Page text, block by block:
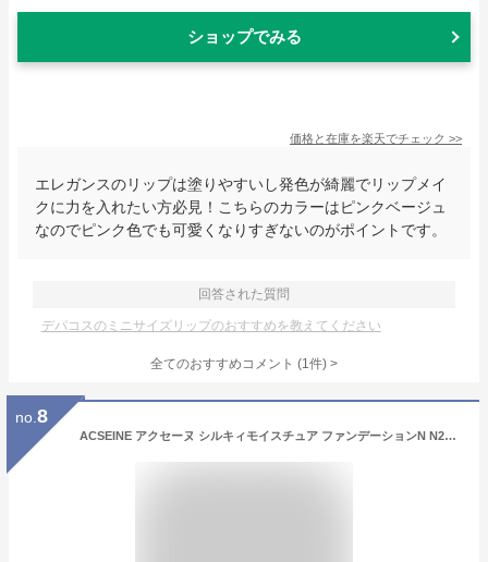
ショップでみる
価格と在庫を楽天でチェック >>
エレガンスのリップは塗りやすいし発色が綺麗でリップメイ
クに力を入れたい方必見！こちらのカラーはピンクベージュ
なのでピンク色でも可愛くなりすぎないのがポイントです。
回答された質問
デパコスのミニサイズリップのおすすめを教えてください
全てのおすすめコメント (1件) >
no. 8
ACSEINE アクセーヌ シルキィモイスチュア ファンデーションN N20 ミニサイズ